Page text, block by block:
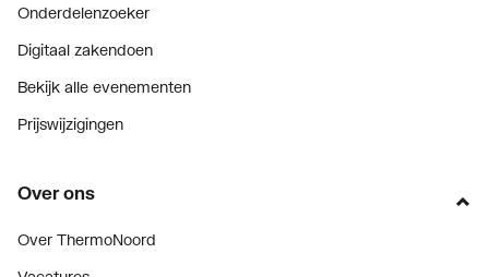
Onderdelenzoeker
Digitaal zakendoen
Bekijk alle evenementen
Prijswijzigingen
Over ons
Over ThermoNoord